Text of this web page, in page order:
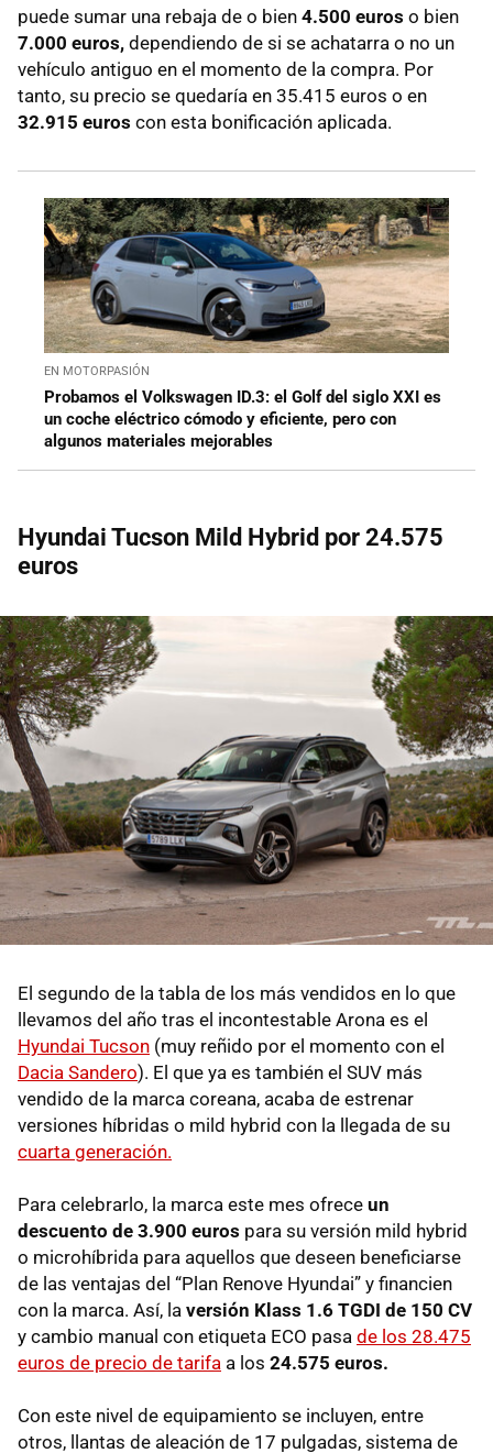
puede sumar una rebaja de o bien 4.500 euros o bien
7.000 euros, dependiendo de si se achatarra o no un
vehículo antiguo en el momento de la compra. Por
tanto, su precio se quedaría en 35.415 euros o en
32.915 euros con esta bonificación aplicada.
EN MOTORPASIÓN
Probamos el Volkswagen ID.3: el Golf del siglo XXI es
un coche eléctrico cómodo y eficiente, pero con
algunos materiales mejorables
Hyundai Tucson Mild Hybrid por 24.575
euros
El segundo de la tabla de los más vendidos en lo que
llevamos del año tras el incontestable Arona es el
Hyundai Tucson (muy reñido por el momento con el
Dacia Sandero). El que ya es también el SUV más
vendido de la marca coreana, acaba de estrenar
versiones híbridas o mild hybrid con la llegada de su
cuarta generación.
Para celebrarlo, la marca este mes ofrece un
descuento de 3.900 euros para su versión mild hybrid
o microhíbrida para aquellos que deseen beneficiarse
de las ventajas del “Plan Renove Hyundai” y financien
con la marca. Así, la versión Klass 1.6 TGDI de 150 CV
y cambio manual con etiqueta ECO pasa de los 28.475
euros de precio de tarifa a los 24.575 euros.
Con este nivel de equipamiento se incluyen, entre
otros, llantas de aleación de 17 pulgadas, sistema de